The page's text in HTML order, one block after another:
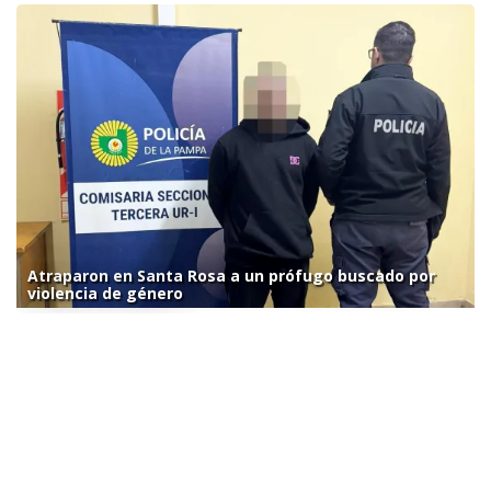
Atraparon en Santa Rosa a un prófugo buscado por
violencia de género